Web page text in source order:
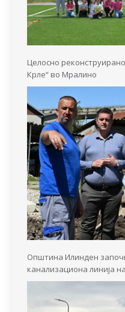
Целосно
Крле“ во Мралино
Општина Илинден
канализациона линија